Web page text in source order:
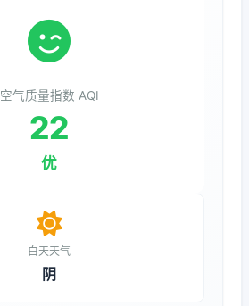
空气质量指数 AQI
22
优
白天天气
阴